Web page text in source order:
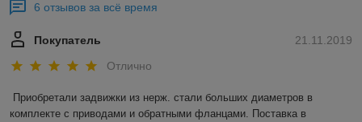
6 отзывов за всё время
21.11.2019
Покупатель
Отлично
Приобретали задвижки из нерж. стали больших диаметров в
комплекте с приводами и обратными фланцами. Поставка в